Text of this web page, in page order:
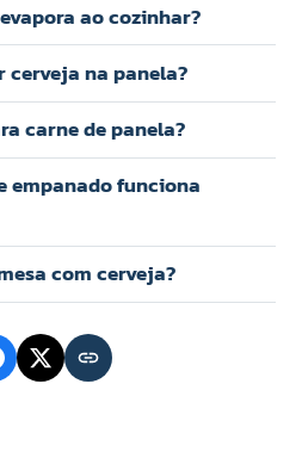
ao cozinhar?
cerveja na panela?
carne de panela?
empanado funciona
com cerveja?